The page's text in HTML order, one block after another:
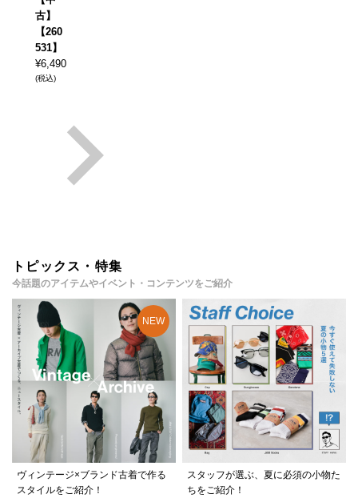
古】
【260
531】
¥6,490
(税込)
トピックス・特集
今話題のアイテムやイベント・コンテンツをご紹介
ヴィンテージ×ブランド古着で作る
スタイルをご紹介！
スタッフが選ぶ、夏に必須の小物た
ちをご紹介！